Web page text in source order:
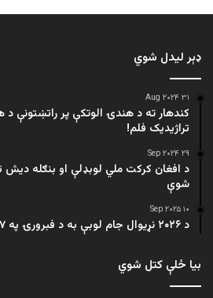
ډېر لیدل شوي
۳۱ Aug ۲۰۲۴
کندهار ته د هندۍ الوتکې پر راتښتونې
تراژيديک فلم!
۲۹ Sep ۲۰۲۴
د افغان کرکت ملي لوبډلې او بنګله دیش
شوې
۱۰ Sep ۲۰۲۵
د ۲۰۲۶ نړیوال جام لوبې به د فبرورۍ په ۷مه پیل شي
بیا ځلې کتل شوي